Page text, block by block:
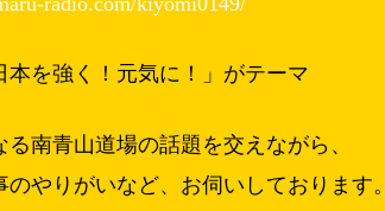
本を強く！元気に！」がテーマ
南青山道場の話題を交えながら、
やりがいなど、お伺いしております。